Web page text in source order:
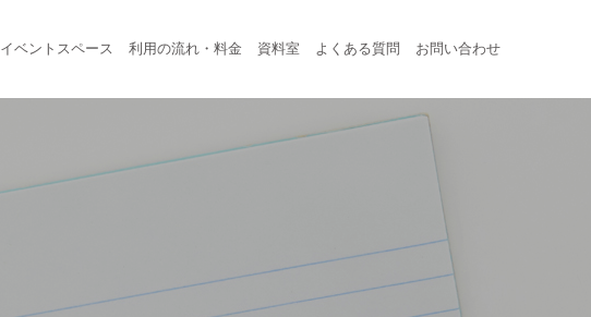
イベントスペース 利用の流れ・料金 資料室 よくある質問 お問い合わせ